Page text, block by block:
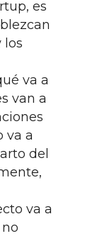
es
los
va a
van a
va a
del
va a